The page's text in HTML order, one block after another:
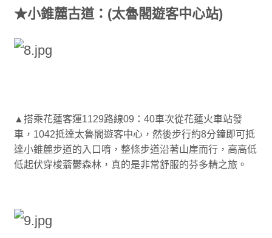
★小錐麓古道：(太魯閣遊客中心站)
▲搭乘花蓮客運1129路線09：40車次從花蓮火車站發
車，1042抵達太魯閣遊客中心，然後步行約8分鐘即可抵
達小錐麓步道的入口唷，整條步道沿著山崖而行，高高低
低起伏穿梭蓊鬱森林，真的是非常舒服的芬多精之旅。